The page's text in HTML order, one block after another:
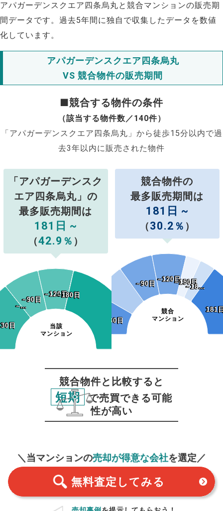
アパガーデンスクエア四条烏丸と競合マンションの販売期
間データです。過去5年間に独自で収集したデータを数値
化しています。
アパガーデンスクエア四条烏丸
VS 競合物件の販売期間
■競合する物件の条件
（該当する物件数／140件）
「アパガーデンスクエア四条烏丸」から徒歩15分以内で過
去3年以内に販売された物件
「アパガーデンスク
エア四条烏丸」の
最多販売期間は
181日 ~
（42.9 ％ ）
当該
マンション
日
日
~…
~…
~90日
~90日
~120日
~120日~150日
~150日
~180日
~180日
競合物件の
最多販売期間は
181日 ~
（30.2 ％ ）
競合
マンション
~30日
~30日
~90日
~90日
~120日
~120日~150日
~150日
~18…
~18…
181
181
競合物件と比較すると
短期
で売買できる可能
性が高い
＼当マンションの売却が得意な会社を選定／
無料査定 してみる